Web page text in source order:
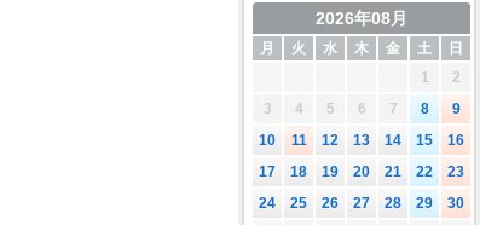
2026年08月
月 火 水 木 金 土
日
1
2
3
4 5 6 7 8
9
10
11 12 13 14 15
16
17
18 19 20 21 22
23
24
25 26 27 28 29
30